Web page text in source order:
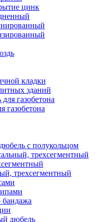
цинк
кладки
зданий
газобетона
газобетона
с полукольцом
трехсегментный
трехсегментный
бандажа
дюбель